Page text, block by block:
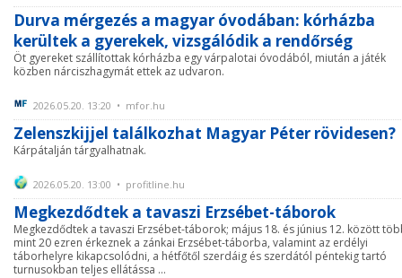
Durva mérgezés a magyar óvodában: kórházba
kerültek a gyerekek, vizsgálódik a rendőrség
Öt gyereket szállítottak kórházba egy várpalotai óvodából, miután a játék
közben nárciszhagymát ettek az udvaron.
2026.05.20. 13:20 • mfor.hu
Zelenszkijjel találkozhat Magyar Péter rövidesen?
Kárpátalján tárgyalhatnak.
2026.05.20. 13:00 • profitline.hu
Megkezdődtek a tavaszi Erzsébet-táborok
Megkezdődtek a tavaszi Erzsébet-táborok; május 18. és június 12. között
mint 20 ezren érkeznek a zánkai Erzsébet-táborba, valamint az erdélyi
táborhelyre kikapcsolódni, a hétfőtől szerdáig és szerdától péntekig tartó
turnusokban teljes ellátássa ...